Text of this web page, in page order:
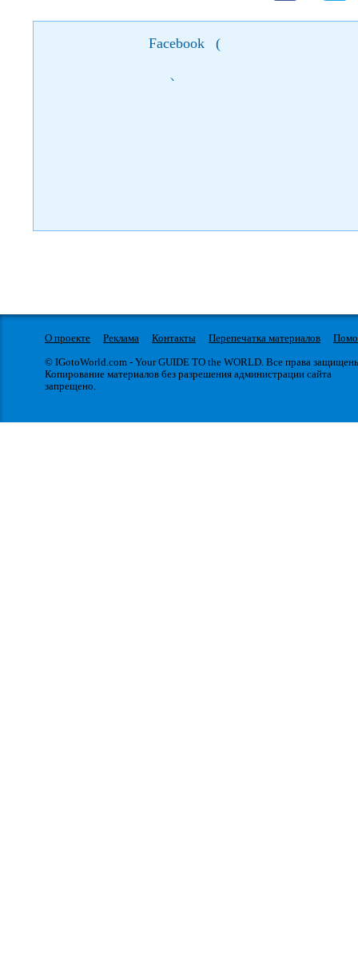
Facebook (
)
О проекте Реклама Контакты Перепечатка материалов
© IGotoWorld.com - Your GUIDE TO the WORLD. Все права
Копирование материалов без разрешения администрации сайта
запрещено.